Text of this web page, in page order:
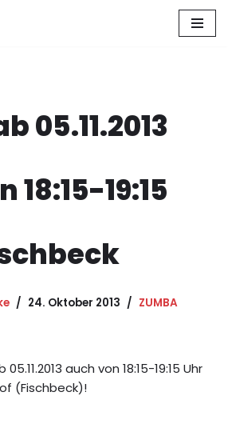
05.11.2013
18:15-19:15
24. Oktober 2013 ZUMBA
auch von 18:15-19:15 Uhr
(Fischbeck)!